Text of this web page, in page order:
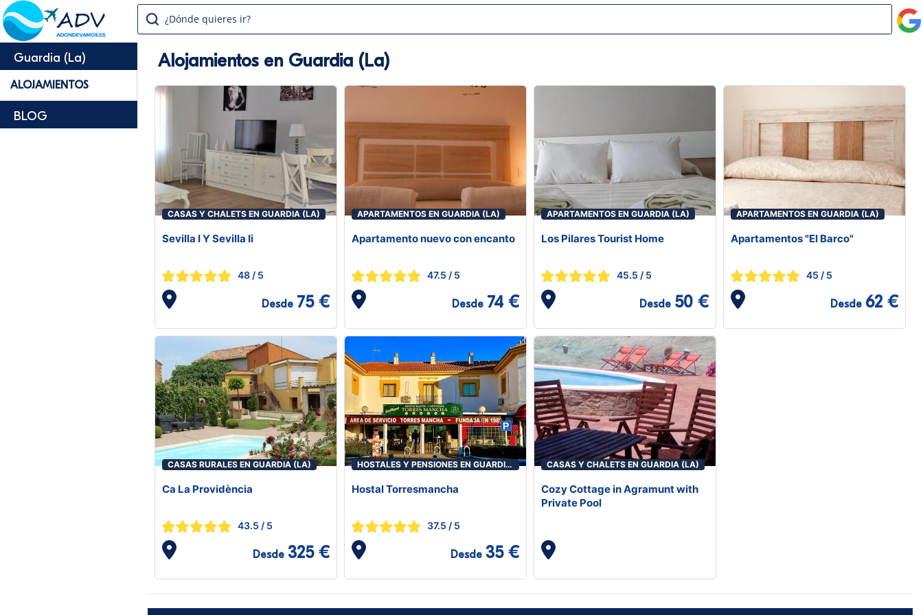
¿Dónde quieres ir?
Guardia (La)
ALOJAMIENTOS
BLOG
Alojamientos en Guardia (La)
CASAS Y CHALETS EN GUARDIA (LA)
Sevilla I Y Sevilla Ii
48 / 5
Desde 75 €
APARTAMENTOS EN GUARDIA (LA)
Apartamento nuevo con encanto
47.5 / 5
Desde 74 €
APARTAMENTOS EN GUARDIA (LA)
Los Pilares Tourist Home
45.5 / 5
Desde 50 €
APARTAMENTOS EN GUARDIA (LA)
Apartamentos "El Barco"
45 / 5
Desde 62 €
CASAS RURALES EN GUARDIA (LA)
Ca La Providència
43.5 / 5
Desde 325 €
HOSTALES Y PENSIONES EN GUARDIA
Hostal Torresmancha
37.5 / 5
Desde 35 €
CASAS Y CHALETS EN GUARDIA (LA)
Cozy Cottage in Agramunt with
Private Pool